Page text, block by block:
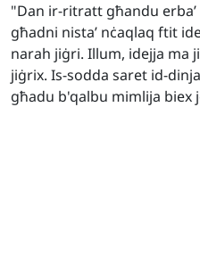
"Dan ir-ritratt għandu erba’
għadni nista’ nċaqlaq ftit
narah jiġri. Illum, idejja ma
jiġrix. Is-sodda saret id-
għadu b'qalbu mimlija biex